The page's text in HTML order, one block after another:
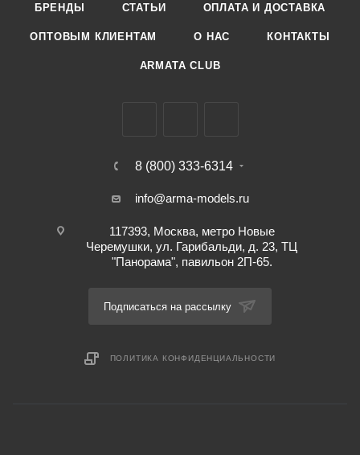
БРЕНДЫ СТАТЬИ ОПЛАТА И ДОСТАВКА
ОПТОВЫМ КЛИЕНТАМ О НАС КОНТАКТЫ
ARMATA CLUB
8 (800) 333-6314
info@arma-models.ru
117393, Москва, метро Новые
Черемушки, ул. Гарибальди, д. 23, ТЦ
"Панорама", павильон 2П-65.
Подписаться на рассылку
ПОЛИТИКА КОНФИДЕНЦИАЛЬНОСТИ